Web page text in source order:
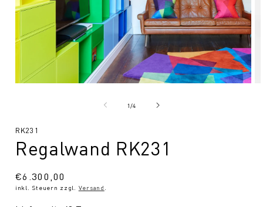
1/von
4
SKU:
RK231
Regalwand RK231
Normaler
Preis
€6.300,00
inkl. Steuern zzgl. Versand